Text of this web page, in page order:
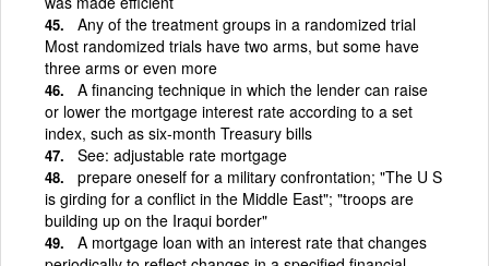
Any of the treatment groups in a randomized trial
Most randomized trials have two arms, but some have
three arms or even more
A financing technique in which the lender can raise
or lower the mortgage interest rate according to a set
index, such as six-month Treasury bills
See: adjustable rate mortgage
prepare oneself for a military confrontation; "The U S
is girding for a conflict in the Middle East"; "troops are
building up on the Iraqui border"
A mortgage loan with an interest rate that changes